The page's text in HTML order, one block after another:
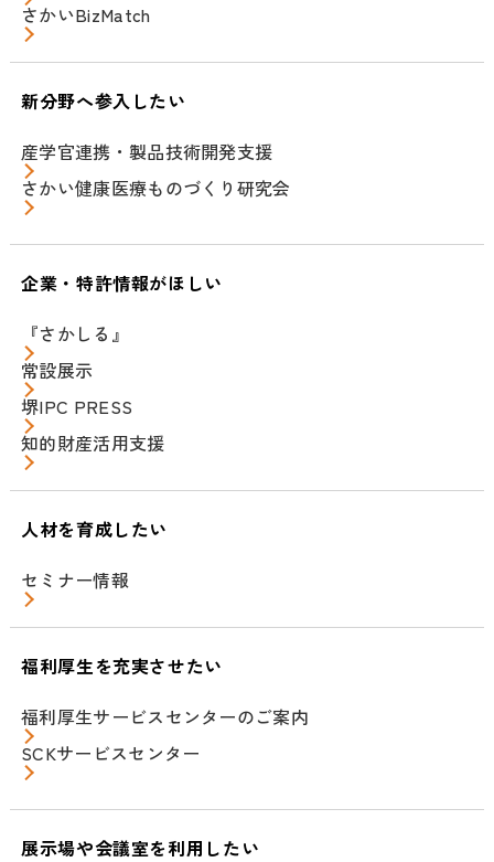
さかいBizMatch
新分野へ参入したい
産学官連携・製品技術開発支援
さかい健康医療ものづくり研究会
企業・特許情報がほしい
『さかしる』
常設展示
堺IPC PRESS
知的財産活用支援
人材を育成したい
セミナー情報
福利厚生を充実させたい
福利厚生サービスセンターのご案内
SCKサービスセンター
展示場や会議室を利用したい